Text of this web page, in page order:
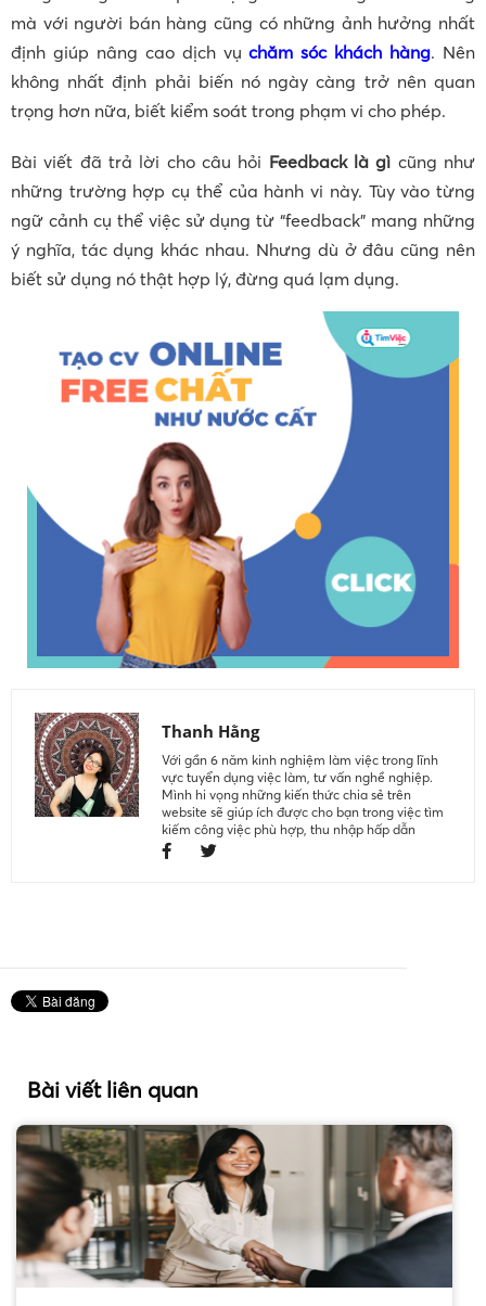
mà với người bán hàng cũng có những ảnh hưởng nhất
định giúp nâng cao dịch vụchăm sóc khách hàng. Nên
không nhất định phải biến nó ngày càng trở nên quan
trọng hơn nữa, biết kiểm soát trong phạm vi cho phép.
Bài viết đã trả lời cho câu hỏi Feedback là gì cũng như
những trường hợp cụ thể của hành vi này. Tùy vào từng
ngữ cảnh cụ thể việc sử dụng từ “feedback” mang những
ý nghĩa, tác dụng khác nhau. Nhưng dù ở đâu cũng nên
biết sử dụng nó thật hợp lý, đừng quá lạm dụng.
Thanh Hằng
Với gần 6 năm kinh nghiệm làm việc trong lĩnh
vực tuyển dụng việc làm, tư vấn nghề nghiệp.
Mình hi vọng những kiến thức chia sẻ trên
website sẽ giúp ích được cho bạn trong việc tìm
kiếm công việc phù hợp, thu nhập hấp dẫn
Bài viết liên quan